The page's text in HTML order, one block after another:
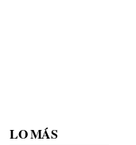
LO MÁS